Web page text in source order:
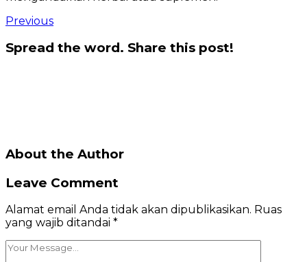
Previous
Spread the word. Share this post!
About the Author
Leave Comment
Alamat email Anda tidak akan dipublikasikan. Ruas
yang wajib ditandai *